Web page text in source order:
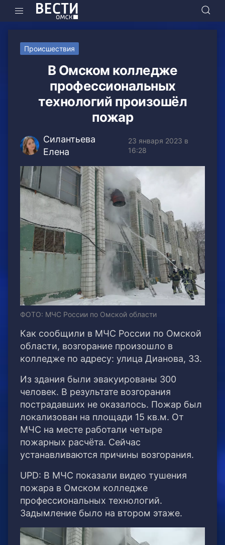
Происшествия
В Омском колледже
профессиональных
технологий произошёл
пожар
Силантьева
Елена
23 января 2023 в
16:28
ФОТО: МЧС России по Омской области
Как сообщили в МЧС России по Омской
области, возгорание произошло в
колледже по адресу: улица Дианова, 33.
Из здания были эвакуированы 300
человек. В результате возгорания
пострадавших не оказалось. Пожар был
локализован на площади 15 кв.м. От
МЧС на месте работали четыре
пожарных расчёта. Сейчас
устанавливаются причины возгорания.
UPD: В МЧС показали видео тушения
пожара в Омском колледже
профессиональных технологий.
Задымление было на втором этаже.